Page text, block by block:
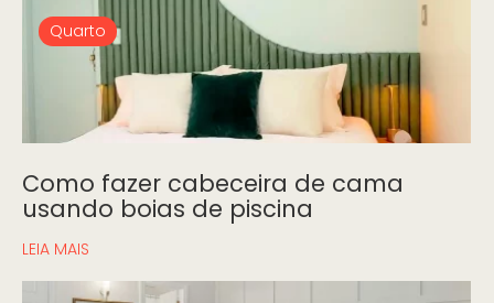
Quarto
Como fazer cabeceira de cama
usando boias de piscina
LEIA MAIS